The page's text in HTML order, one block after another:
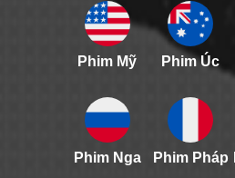
Phim Mỹ Phim Úc
Phim Nga Phim Pháp